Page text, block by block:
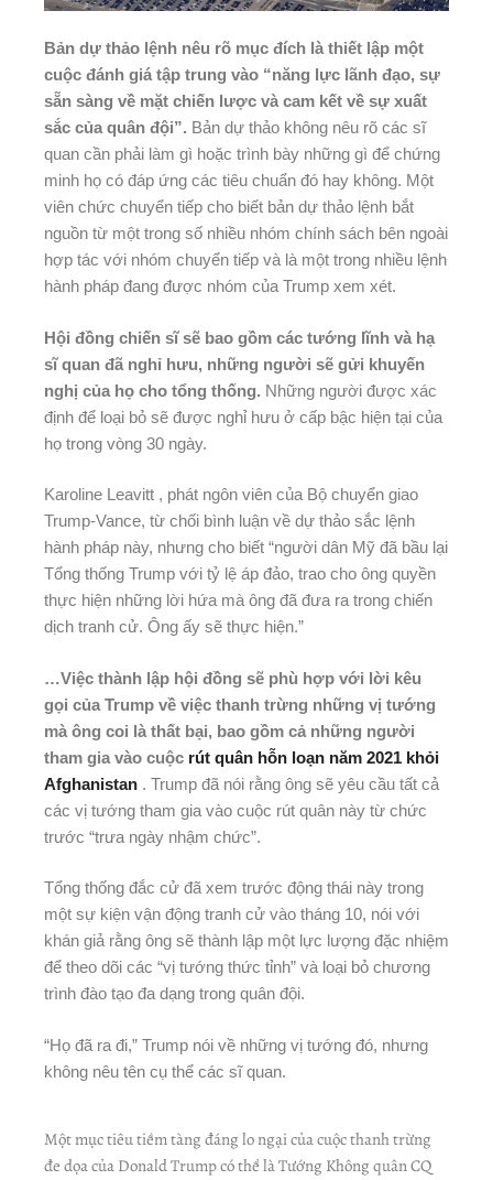
Bản dự thảo lệnh nêu rõ mục đích là thiết lập một
cuộc đánh giá tập trung vào “năng lực lãnh đạo, sự
sẵn sàng về mặt chiến lược và cam kết về sự xuất
sắc của quân đội”. Bản dự thảo không nêu rõ các sĩ
quan cần phải làm gì hoặc trình bày những gì để chứng
minh họ có đáp ứng các tiêu chuẩn đó hay không. Một
viên chức chuyển tiếp cho biết bản dự thảo lệnh bắt
nguồn từ một trong số nhiều nhóm chính sách bên ngoài
hợp tác với nhóm chuyển tiếp và là một trong nhiều lệnh
hành pháp đang được nhóm của Trump xem xét.
Hội đồng chiến sĩ sẽ bao gồm các tướng lĩnh và hạ
sĩ quan đã nghỉ hưu, những người sẽ gửi khuyến
nghị của họ cho tổng thống. Những người được xác
định để loại bỏ sẽ được nghỉ hưu ở cấp bậc hiện tại của
họ trong vòng 30 ngày.
Karoline Leavitt , phát ngôn viên của Bộ chuyển giao
Trump-Vance, từ chối bình luận về dự thảo sắc lệnh
hành pháp này, nhưng cho biết “người dân Mỹ đã bầu lại
Tổng thống Trump với tỷ lệ áp đảo, trao cho ông quyền
thực hiện những lời hứa mà ông đã đưa ra trong chiến
dịch tranh cử. Ông ấy sẽ thực hiện.”
…Việc thành lập hội đồng sẽ phù hợp với lời kêu
gọi của Trump về việc thanh trừng những vị tướng
mà ông coi là thất bại, bao gồm cả những người
tham gia vào cuộc rút quân hỗn loạn năm 2021 khỏi
Afghanistan . Trump đã nói rằng ông sẽ yêu cầu tất cả
các vị tướng tham gia vào cuộc rút quân này từ chức
trước “trưa ngày nhậm chức”.
Tổng thống đắc cử đã xem trước động thái này trong
một sự kiện vận động tranh cử vào tháng 10, nói với
khán giả rằng ông sẽ thành lập một lực lượng đặc nhiệm
để theo dõi các “vị tướng thức tỉnh” và loại bỏ chương
trình đào tạo đa dạng trong quân đội.
“Họ đã ra đi,” Trump nói về những vị tướng đó, nhưng
không nêu tên cụ thể các sĩ quan.
Một mục tiêu tiềm tàng đáng lo ngại của cuộc thanh trừng
đe dọa của Donald Trump có thể là Tướng Không quân CQ